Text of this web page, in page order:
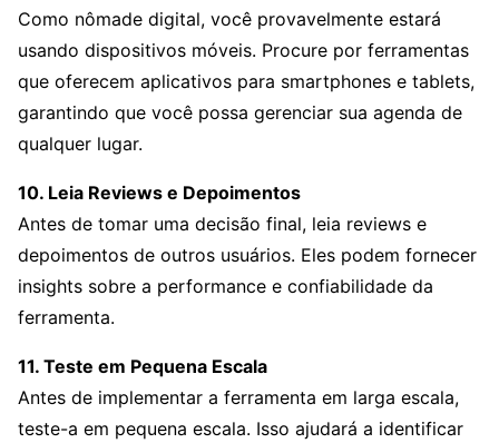
Como nômade digital, você provavelmente estará
usando dispositivos móveis. Procure por ferramentas
que oferecem aplicativos para smartphones e tablets,
garantindo que você possa gerenciar sua agenda de
qualquer lugar.
10. Leia Reviews e Depoimentos
Antes de tomar uma decisão final, leia reviews e
depoimentos de outros usuários. Eles podem fornecer
insights sobre a performance e confiabilidade da
ferramenta.
11. Teste em Pequena Escala
Antes de implementar a ferramenta em larga escala,
teste-a em pequena escala. Isso ajudará a identificar